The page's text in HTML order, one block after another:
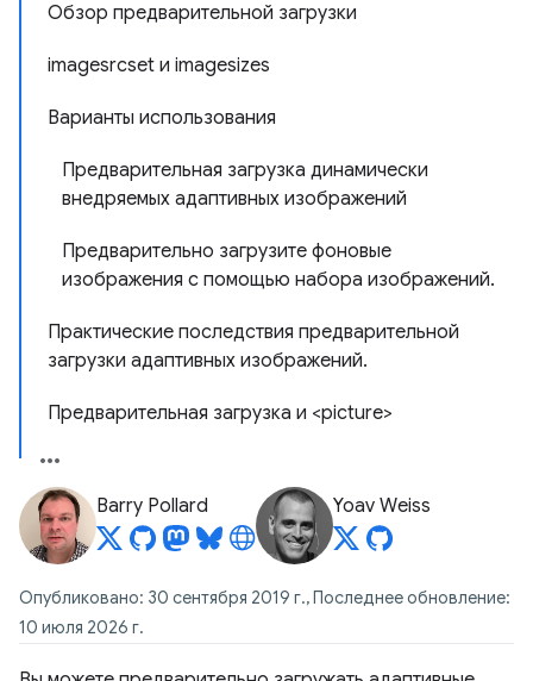
Обзор предварительной загрузки
imagesrcset и imagesizes
Варианты использования
Предварительная загрузка динамически
внедряемых адаптивных изображений
Предварительно загрузите фоновые
изображения с помощью набора изображений.
Практические последствия предварительной
загрузки адаптивных изображений.
Предварительная загрузка и <picture>
Barry Pollard Yoav Weiss
Опубликовано: 30 сентября 2019 г., Последнее обновление:
10 июля 2026 г.